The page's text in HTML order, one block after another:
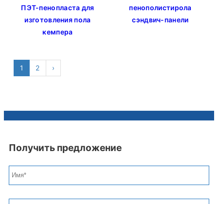
ПЭТ-пенопласта для
изготовления пола
кемпера
пенополистирола
сэндвич-панели
1 2 ›
Получить предложение